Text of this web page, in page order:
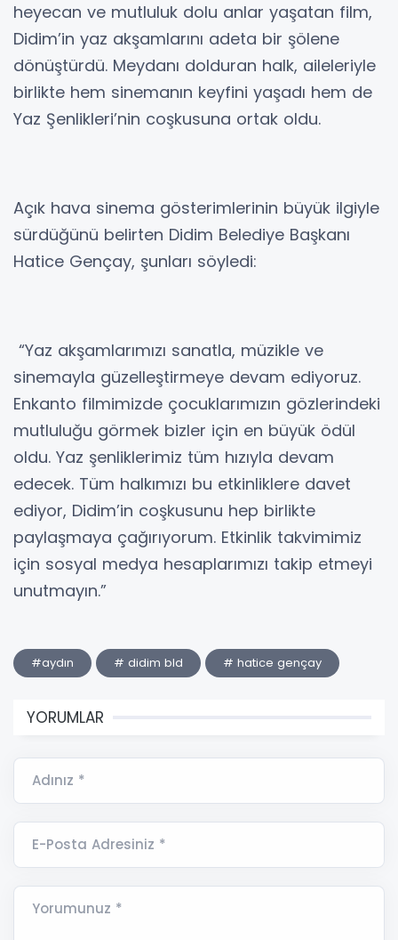
heyecan ve mutluluk dolu anlar yaşatan film,
Didim’in yaz akşamlarını adeta bir şölene
dönüştürdü. Meydanı dolduran halk, aileleriyle
birlikte hem sinemanın keyfini yaşadı hem de
Yaz Şenlikleri’nin coşkusuna ortak oldu.
Açık hava sinema gösterimlerinin büyük ilgiyle
sürdüğünü belirten Didim Belediye Başkanı
Hatice Gençay, şunları söyledi:
“Yaz akşamlarımızı sanatla, müzikle ve
sinemayla güzelleştirmeye devam ediyoruz.
Enkanto filmimizde çocuklarımızın gözlerindeki
mutluluğu görmek bizler için en büyük ödül
oldu. Yaz şenliklerimiz tüm hızıyla devam
edecek. Tüm halkımızı bu etkinliklere davet
ediyor, Didim’in coşkusunu hep birlikte
paylaşmaya çağırıyorum. Etkinlik takvimimiz
için sosyal medya hesaplarımızı takip etmeyi
unutmayın.”
#aydın # didim bld # hatice gençay
YORUMLAR
Adınız *
E-Posta Adresiniz *
Yorumunuz *